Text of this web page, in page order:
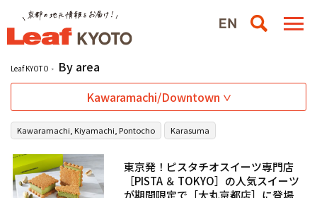
Leaf KYOTO
By area
Kawaramachi/Downtown
Kawaramachi, Kiyamachi, Pontocho Karasuma
東京発！ピスタチオスイーツ専門店
［PISTA ＆ TOKYO］の人気スイーツ
が期間限定で［大丸京都店］に登場